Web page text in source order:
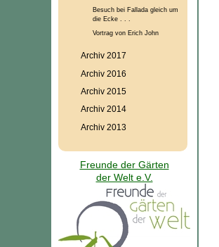
Besuch bei Fallada gleich um
die Ecke . . .
Vortrag von Erich John
Archiv 2017
Archiv 2016
Archiv 2015
Archiv 2014
Archiv 2013
Freunde der Gärten
der Welt e.V.